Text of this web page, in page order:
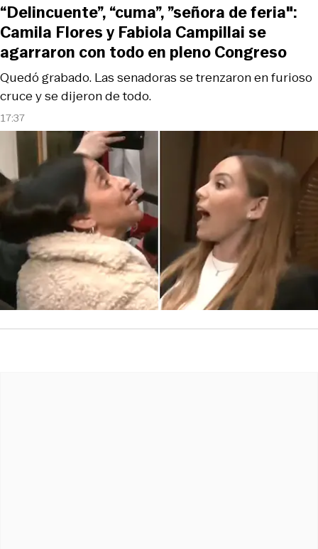
17:37
Quedó grabado. Las senadoras se trenzaron en furioso
cruce y se dijeron de todo.
“Delincuente”, “cuma”, ”señora de feria":
Camila Flores y Fabiola Campillai se
agarraron con todo en pleno Congreso